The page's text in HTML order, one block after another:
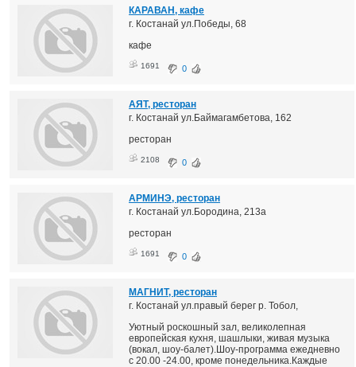
КАРАВАН, кафе
г. Костанай ул.Победы, 68
кафе
1691 0
АЯТ, ресторан
г. Костанай ул.Баймагамбетова, 162
ресторан
2108 0
АРМИНЭ, ресторан
г. Костанай ул.Бородина, 213а
ресторан
1691 0
МАГНИТ, ресторан
г. Костанай ул.правый берег р. Тобол,
Уютный роскошный зал, великолепная
европейская кухня, шашлыки, живая музыка
(вокал, шоу-балет).Шоу-программа ежедневно
с 20.00 -24.00, кроме понедельника.Каждые